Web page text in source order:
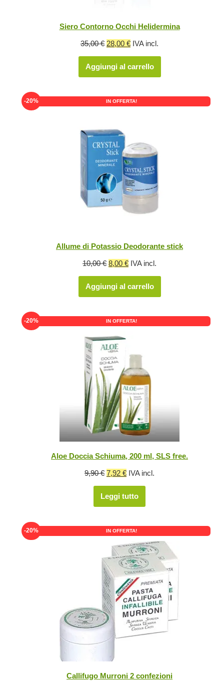
Siero Contorno Occhi Helidermina
35,00€ Il
prezzo
originale
35,00 €.
28,00 €Il
prezzo
attuale
28,00 €.
IVA incl.
Aggiungi al carrello
IN OFFERTA!
-20%
Allume di Potassio Deodorante stick
10,00€ Il
prezzo
originale
10,00 €.
8,00 €Il
prezzo
attuale
8,00 €.
IVA incl.
Aggiungi al carrello
IN OFFERTA!
-20%
Aloe Doccia Schiuma, 200 ml, SLS free.
9,90€ Il
prezzo
originale
9,90 €.
7,92 €Il
prezzo
attuale
7,92 €.
IVA incl.
Leggi tutto
IN OFFERTA!
-20%
Callifugo Murroni 2 confezioni